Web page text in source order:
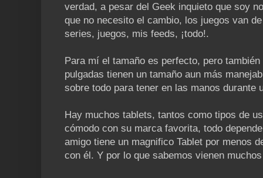
verdad, a pesar del Geek inquieto que soy
que no necesito el cambio, los juegos van
series, juegos, mis feeds, ¡todo!.
Para mí el tamaño es perfecto, pero
pulgadas tienen un tamaño aun más
sobre todo para tener en las manos durante
Hay muchos tablets, tantos como tipos de
cómodo con su marca favorita, todo
amigo tiene un magnifico Tablet por menos
con él. Y por lo que sabemos vienen